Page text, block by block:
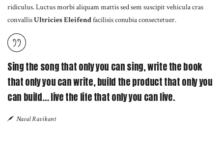
ridiculus. Luctus morbi aliquam mattis sed sem suscipit vehicula cras
convallisUltricies Eleifendfacilisis conubia consectetuer.
Sing the song that only you can sing, write the book
that only you can write, build the product that only you
can build… live the life that only you can live.
Naval Ravikant